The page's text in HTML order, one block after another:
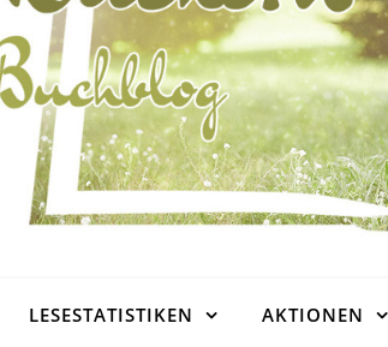
LESESTATISTIKEN AKTIONEN